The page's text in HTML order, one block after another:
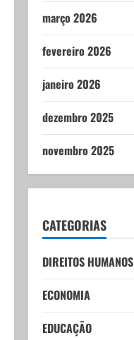
março 2026
fevereiro 2026
janeiro 2026
dezembro 2025
novembro 2025
CATEGORIAS
DIREITOS HUMANOS
ECONOMIA
EDUCAÇÃO